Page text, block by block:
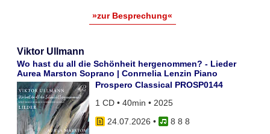
»zur Besprechung«
Viktor Ullmann
Wo hast du all die Schönheit hergenommen? - Lieder
Aurea Marston Soprano | Conrnelia Lenzin Piano
Prospero Classical PROSP0144
1 CD • 40min • 2025
24.07.2026 •
8 8 8